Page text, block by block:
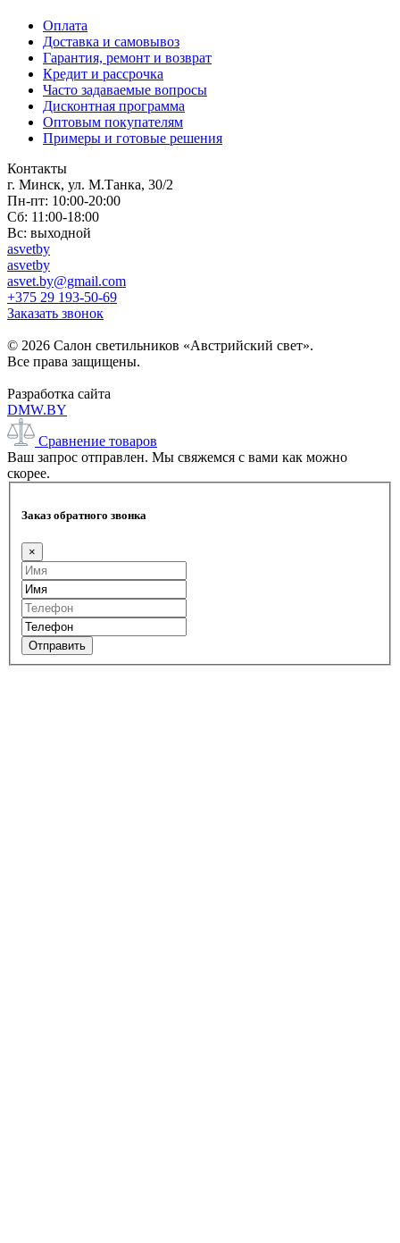
Оплата
Доставка и самовывоз
Гарантия, ремонт и возврат
Кредит и рассрочка
Часто задаваемые вопросы
Дисконтная программа
Оптовым покупателям
Примеры и готовые решения
Контакты
г. Минск, ул. М.Танка, 30/2
Пн-пт: 10:00-20:00
Сб: 11:00-18:00
Вс: выходной
asvetby
asvetby
asvet.by@gmail.com
+375 29 193-50-69
Заказать звонок
© 2026 Салон светильников «Австрийский свет».
Все права защищены.
Разработка сайта
DMW.BY
Сравнение товаров
Ваш запрос отправлен. Мы свяжемся с вами как можно
скорее.
Заказ обратного звонка
×
Отправить